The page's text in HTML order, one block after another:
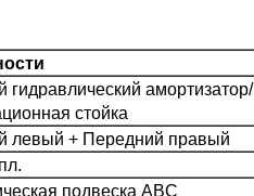
гидравлический амортизатор/
стойка
левый + Передний правый
подвеска ABC